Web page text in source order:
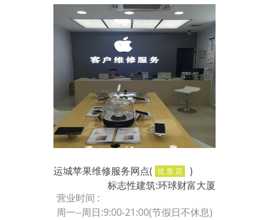
运城苹果维修服务网点( 优 质 店
)
标志性建筑:环球财富大厦
营业时间 :
周一--周日:9:00-21:00(节假日不休息)